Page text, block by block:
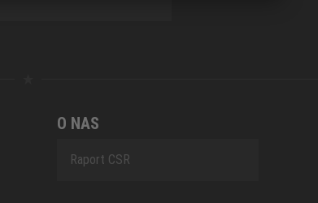
O NAS
Raport CSR